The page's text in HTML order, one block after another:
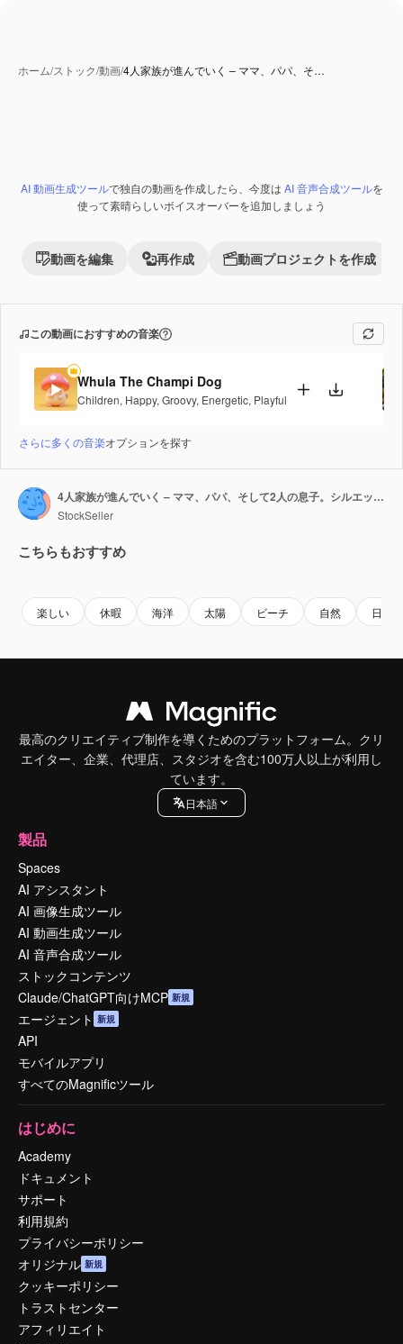
ホーム/ストック/動画/4人家族が進んでいく – ママ、パパ、そ…
Premium
AI 動画生成ツールで独自の動画を作成したら、今度は AI 音声合成ツールを
使って素晴らしいボイスオーバーを追加しましょう
動画を編集 再作成 動画プロジェクトを作成
この動画におすすめの音楽
Whula The Champi Dog
Children, Happy, Groovy, Energetic, Playful
さらに多くの音楽オプションを探す
4人家族が進んでいく – ママ、パパ、そして2人の息子。シルエット撮影。
StockSeller
こちらもおすすめ
楽しい 休暇 海洋 太陽 ビーチ 自然 日の出
最高のクリエイティブ制作を導くためのプラットフォーム。クリ
エイター、企業、代理店、スタジオを含む100万人以上が利用し
ています。
日本語
製品
Spaces
AI アシスタント
AI 画像生成ツール
AI 動画生成ツール
AI 音声合成ツール
ストックコンテンツ
Claude/ChatGPT向けMCP 新規
エージェント 新規
API
モバイルアプリ
すべてのMagnificツール
はじめに
Academy
ドキュメント
サポート
利用規約
プライバシーポリシー
オリジナル 新規
クッキーポリシー
トラストセンター
アフィリエイト